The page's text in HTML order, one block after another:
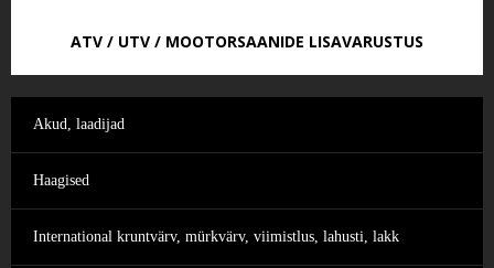
ATV / UTV / MOOTORSAANIDE LISAVARUSTUS
Akud, laadijad
Haagised
International kruntvärv, mürkvärv, viimistlus, lahusti, lakk